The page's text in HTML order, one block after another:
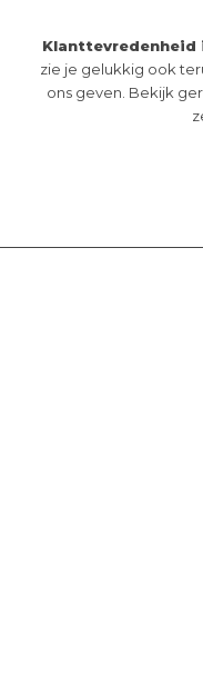
Klanttevredenheid
zie je gelukkig ook
ons geven. Bekijk